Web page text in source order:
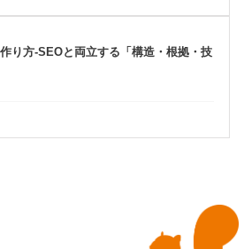
り方-SEOと両立する「構造・根拠・技